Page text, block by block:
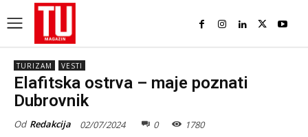
TURIZAM VESTI
Elafitska ostrva – maje poznati
Dubrovnik
Od Redakcija 02/07/2024 0 1780